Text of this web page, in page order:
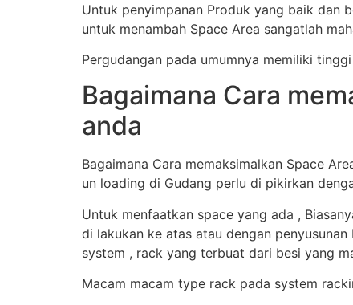
Untuk penyimpanan Produk yang baik dan
untuk menambah Space Area sangatlah
Pergudangan pada umumnya memiliki
Bagaimana Cara
anda
Bagaimana Cara memaksimalkan Space
un loading di Gudang perlu di pikirkan
Untuk menfaatkan space yang ada ,
di lakukan ke atas atau dengan
system , rack yang terbuat dari besi yang
Macam macam type rack pada system